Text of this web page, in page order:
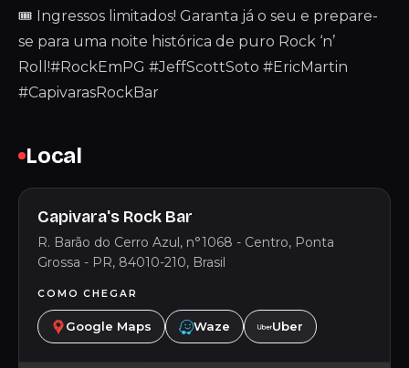
🎟 Ingressos limitados! Garanta já o seu e prepare-
se para uma noite histórica de puro Rock ‘n’
Roll!#RockEmPG #JeffScottSoto #EricMartin
#CapivarasRockBar
Local
Capivara's Rock Bar
R. Barão do Cerro Azul, n°1068 - Centro, Ponta
Grossa - PR, 84010-210, Brasil
COMO CHEGAR
Google Maps Waze Uber